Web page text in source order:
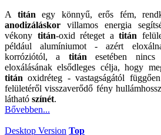
A titán egy könnyű, erős fém,
anodizáláskor villamos energia
vékony titán-oxid réteget atitán
például alumíniumot - azért
korróziótól, a titán esetében
eloxálásának elsődleges célja, hogy
titán oxidréteg - vastagságától
felületéről visszaverődő fény
látható színét.
Bővebben...
Desktop Version Top